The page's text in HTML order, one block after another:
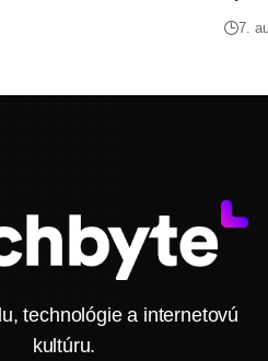
7.
technológie a internetovú
kultúru.